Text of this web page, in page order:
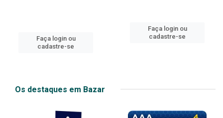
Faça login ou
cadastre-se
Faça login ou
cadastre-se
Os destaques em Bazar